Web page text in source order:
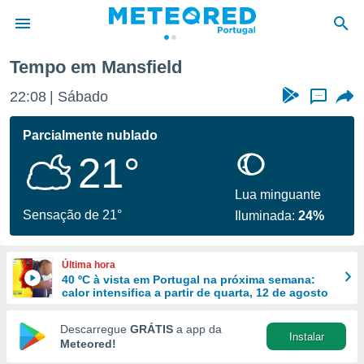
da
foi
fornecidas
a este
das
e
forma
digital
Tempo em Mansfield
22:08 Sábado ...
Parcialmente nublado
21°
Sensação de 21°
Lua minguante
Iluminada:24%
Última hora
40 ºC à vista em Portugal na próxima semana:
calor intensifica a partir de quarta, 12 de agosto
Descarregue GRÁTIS a app da
Meteored!
Instalar